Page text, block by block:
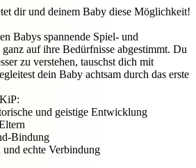
dir und deinem Baby diese Möglichkeit!
Babys spannende Spiel- und
auf ihre Bedürfnisse abgestimmt. Du
zu verstehen, tauschst dich mit
dein Baby achtsam durch das erste
und geistige Entwicklung
Bindung
echte Verbindung